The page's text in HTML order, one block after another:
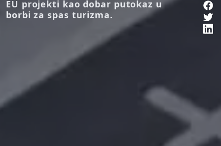
EU projekti kao dobar putokaz u
borbi za spas turizma.